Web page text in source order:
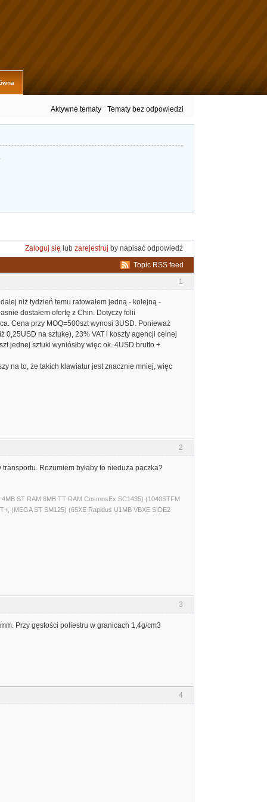
Aktywne tematy Tematy bez odpowiedzi
Zaloguj się lub zarejestruj by napisać odpowiedź
Topic RSS feed
1
niż tydzień temu ratowałem jedną - kolejną -
dostałem ofertę z Chin. Dotyczy folii
Cena przy MOQ=500szt wynosi 3USD. Ponieważ
na sztukę), 23% VAT i koszty agencji celnej
jednej sztuki wyniósłby więc ok. 4USD brutto +
na to, że takich klawiatur jest znacznie mniej, więc
2
Rozumiem byłaby to nieduża paczka?
ST RAM 8MB TT RAM CosmosEx SC1435) (1040STFM
(MEGA ST SM125) (65XE Rapidus U1MB VBXE SIDE2
3
Przy gęstości poliestru w granicach 1,4g/cm3
4